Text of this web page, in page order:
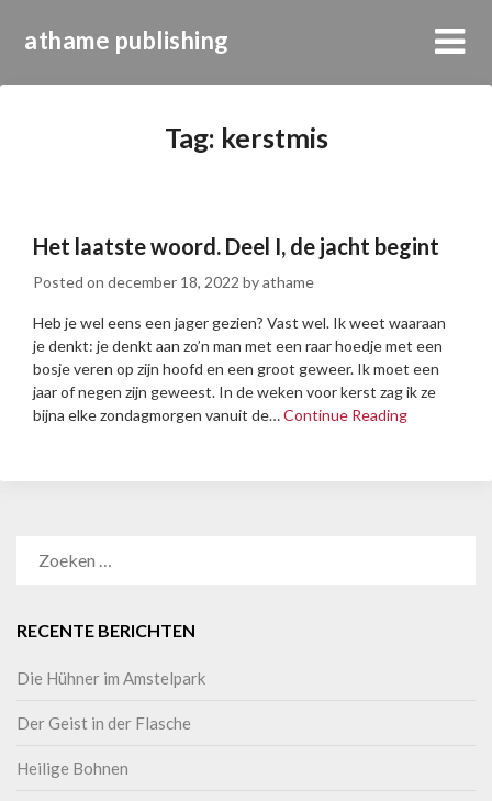
athame publishing
Tag: kerstmis
Het laatste woord. Deel I, de jacht begint
Posted on december 18, 2022 byathame
Heb je wel eens een jager gezien? Vast wel. Ik weet waaraan
je denkt: je denkt aan zo’n man met een raar hoedje met een
bosje veren op zijn hoofd en een groot geweer. Ik moet een
jaar of negen zijn geweest. In de weken voor kerst zag ik ze
bijna elke zondagmorgen vanuit de…Continue Reading
RECENTE BERICHTEN
Die Hühner im Amstelpark
Der Geist in der Flasche
Heilige Bohnen